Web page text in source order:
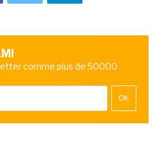
comme plus de 50000
OK